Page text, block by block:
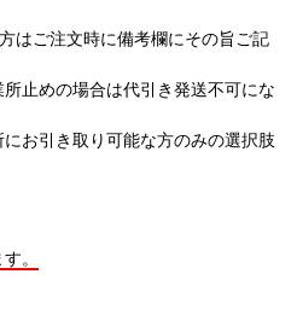
はご注文時に備考欄にその旨ご記
止めの場合は代引き発送不可にな
お引き取り可能な方のみの選択肢
。